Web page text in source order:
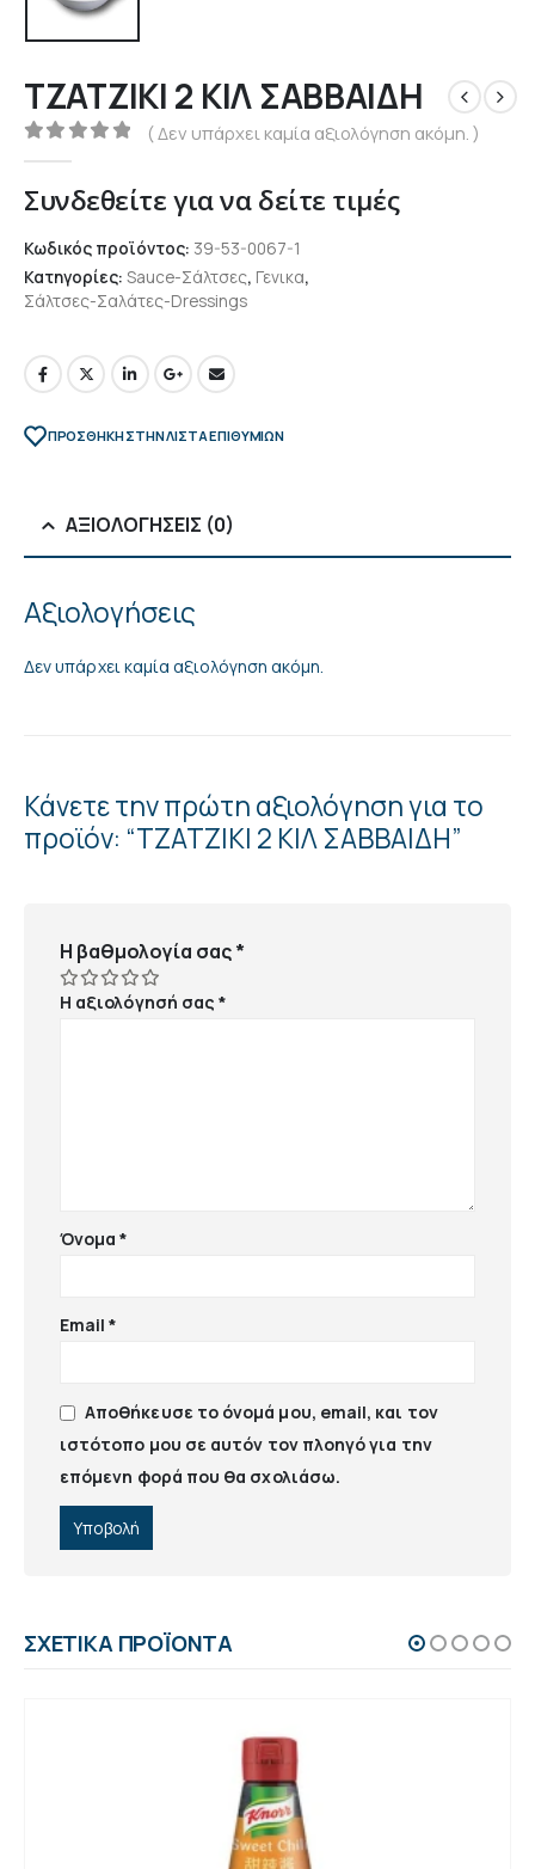
ΤΖΑΤΖΙΚΙ 2 ΚΙΛ ΣΑΒΒΑΙΔΗ
0out of 5
( Δεν υπάρχει καμία αξιολόγηση ακόμη. )
Συνδεθείτε για να δείτε τιμές
Κωδικός προϊόντος: 39-53-0067-1
Κατηγορίες: Sauce-Σάλτσες, Γενικα,
Σάλτσες-Σαλάτες-Dressings
ΠΡΌΣΘΉΚΗ ΣΤΗΝ ΛΊΣΤΑ ΕΠΙΘΥΜΙΏΝ
ΑΞΙΟΛΟΓΉΣΕΙΣ (0)
Αξιολογήσεις
Δεν υπάρχει καμία αξιολόγηση ακόμη.
Κάνετε την πρώτη αξιολόγηση για το
προϊόν: “ΤΖΑΤΖΙΚΙ 2 ΚΙΛ ΣΑΒΒΑΙΔΗ”
Η βαθμολογία σας*
Η αξιολόγησή σας*
Όνομα*
Email*
Αποθήκευσε το όνομά μου, email, και τον
ιστότοπο μου σε αυτόν τον πλοηγό για την
επόμενη φορά που θα σχολιάσω.
ΣΧΕΤΙΚΆ ΠΡΟΪΌΝΤΑ